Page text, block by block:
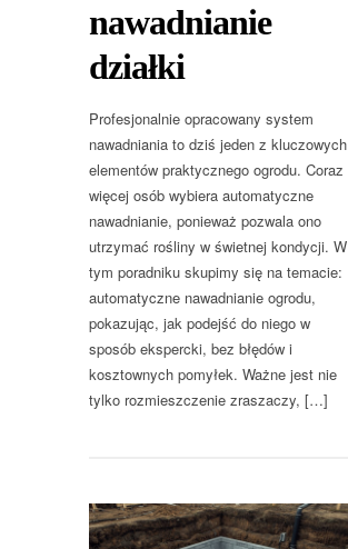
nawadnianie
działki
Profesjonalnie opracowany system
nawadniania to dziś jeden z kluczowych
elementów praktycznego ogrodu. Coraz
więcej osób wybiera automatyczne
nawadnianie, ponieważ pozwala ono
utrzymać rośliny w świetnej kondycji. W
tym poradniku skupimy się na temacie:
automatyczne nawadnianie ogrodu,
pokazując, jak podejść do niego w
sposób ekspercki, bez błędów i
kosztownych pomyłek. Ważne jest nie
tylko rozmieszczenie zraszaczy, […]